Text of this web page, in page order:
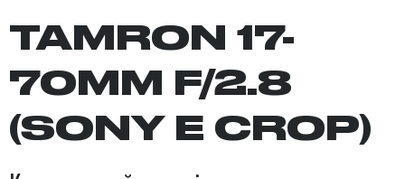
TAMRON 17-
70MM F/2.8
(SONY E CROP)